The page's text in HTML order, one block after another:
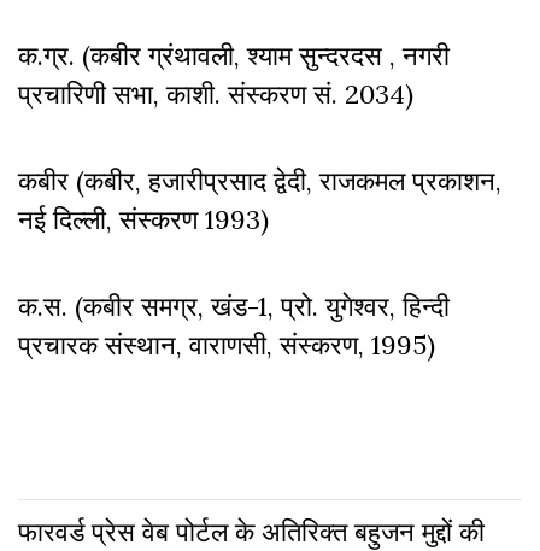
क.ग्र. (कबीर ग्रंथावली, श्याम सुन्दरदस , नगरी
प्रचारिणी सभा, काशी. संस्करण सं. 2034)
कबीर (कबीर, हजारीप्रसाद द्वेदी, राजकमल प्रकाशन,
नई दिल्ली, संस्करण 1993)
क.स. (कबीर समग्र, खंड-1, प्रो. युगेश्वर, हिन्दी
प्रचारक संस्थान, वाराणसी, संस्करण, 1995)
फारवर्ड प्रेस वेब पोर्टल के अतिरिक्‍त बहुजन मुद्दों की